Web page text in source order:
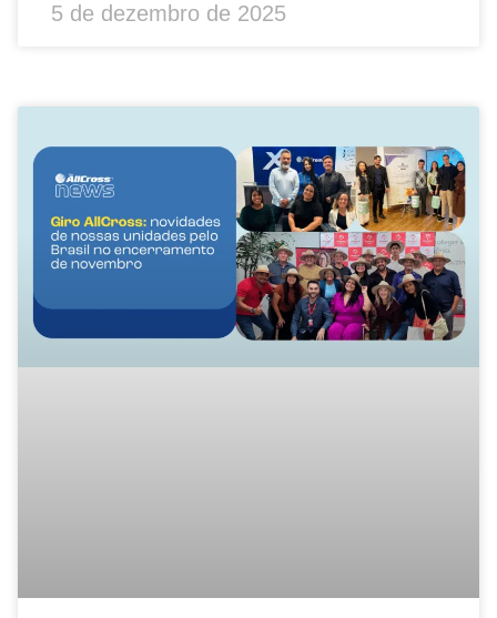
5 de dezembro de 2025